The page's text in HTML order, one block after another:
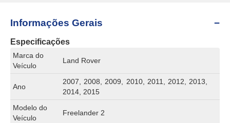
Informações Gerais
Especificações
Marca do
Veículo
Land Rover
Ano
2007, 2008, 2009, 2010, 2011, 2012, 2013,
2014, 2015
Modelo do
Veículo
Freelander 2